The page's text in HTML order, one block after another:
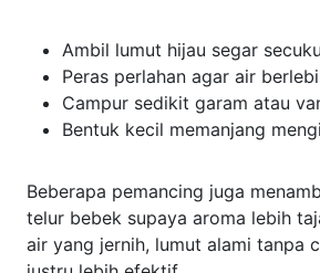
Ambil lumut hijau segar
Peras perlahan agar air
Campur sedikit garam atau
Bentuk kecil memanjang
Beberapa pemancing juga
telur bebek supaya aroma lebih
air yang jernih, lumut alami tanpa